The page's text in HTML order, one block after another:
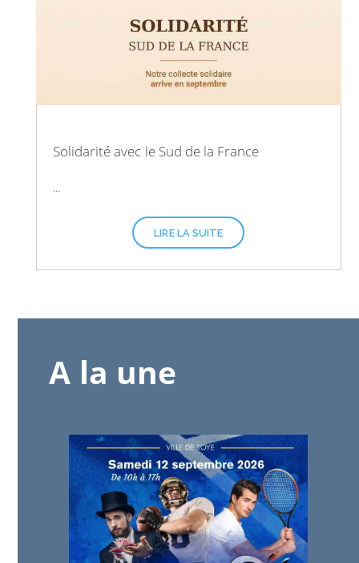
Solidarité avec le Sud de la France
...
LIRE LA SUITE
A la une